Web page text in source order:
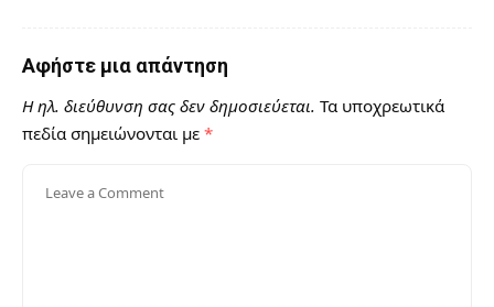
Αφήστε μια απάντηση
Η ηλ. διεύθυνση σας δεν δημοσιεύεται. Τα υποχρεωτικά
πεδία σημειώνονται με *